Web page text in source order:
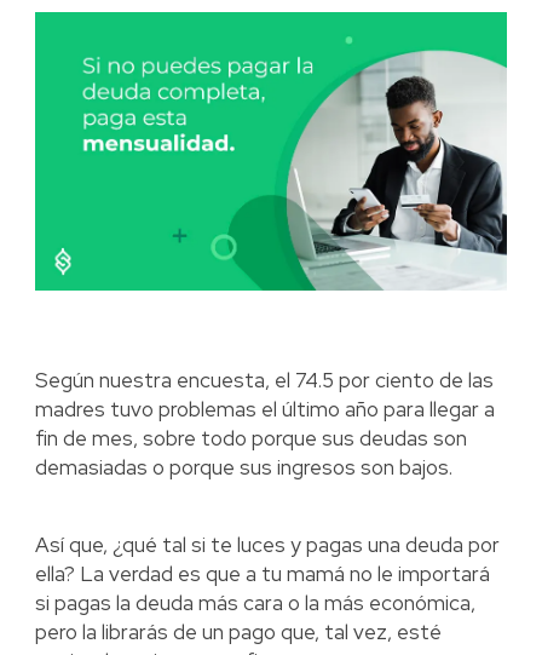
Según nuestra encuesta, el 74.5 por ciento de las
madres tuvo problemas el último año para llegar a
fin de mes, sobre todo porque sus deudas son
demasiadas o porque sus ingresos son bajos.
Así que, ¿qué tal si te luces y pagas una deuda por
ella? La verdad es que a tu mamá no le importará
si pagas la deuda más cara o la más económica,
pero la librarás de un pago que, tal vez, esté